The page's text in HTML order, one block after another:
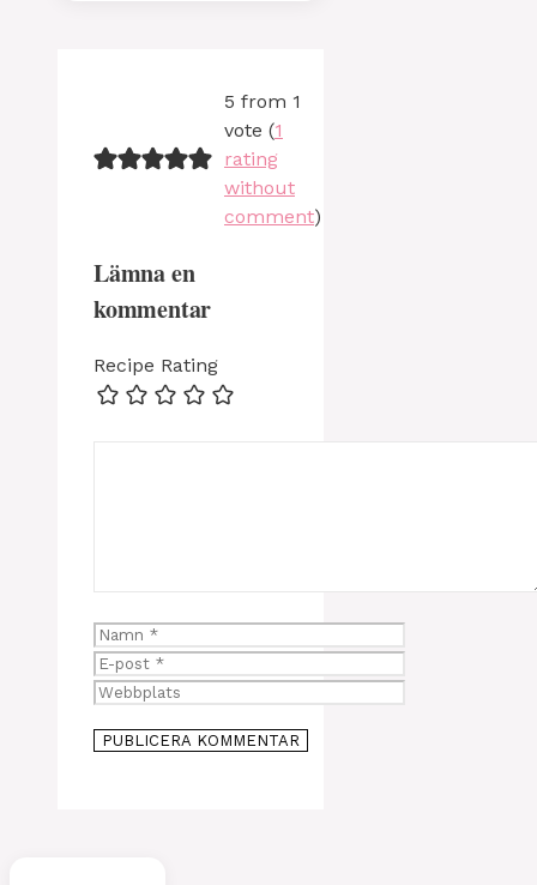
5 from 1
vote (1
rating
without
comment)
Lämna en
kommentar
Recipe Rating
Namn
E-
post
Webbplats